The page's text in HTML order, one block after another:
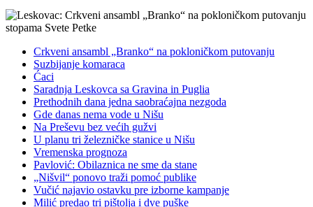
Crkveni ansambl „Branko“ na pokloničkom putovanju
Suzbijanje komaraca
Ćaci
Saradnja Leskovca sa Gravina in Puglia
Prethodnih dana jedna saobraćajna nezgoda
Gde danas nema vode u Nišu
Na Preševu bez većih gužvi
U planu tri železničke stanice u Nišu
Vremenska prognoza
Pavlović: Obilaznica ne sme da stane
„Nišvil“ ponovo traži pomoć publike
Vučić najavio ostavku pre izborne kampanje
Milić predao tri pištolja i dve puške